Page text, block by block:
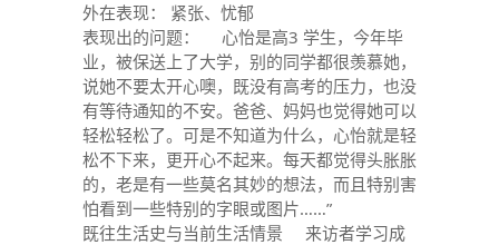
外在表现： 紧张、忧郁
表现出的问题： 心怡是高3 学生，今年毕
业，被保送上了大学，别的同学都很羡慕她，
说她不要太开心噢，既没有高考的压力，也没
有等待通知的不安。爸爸、妈妈也觉得她可以
轻松轻松了。可是不知道为什么，心怡就是轻
松不下来，更开心不起来。每天都觉得头胀胀
的，老是有一些莫名其妙的想法，而且特别害
怕看到一些特别的字眼或图片……”
既往生活史与当前生活情景 来访者学习成